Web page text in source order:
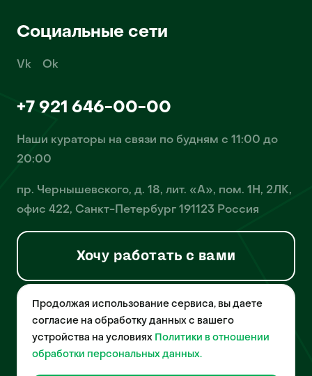
Социальные сети
Vk Ok
+7 921 646-00-00
Наши кураторы на связи по будням с 11:00 до
20:00
пр. Чернышевского, д. 18, лит. «А», пом. 1Н, 2ЛК,
офис 422, Санкт-Петербург 191123 Россия
Хочу работать с вами
© 2026 Pet-Yes. ООО «Биржа домашних животных «Пет-Ес»
осуществляет деятельность в области информационных
технологий, деятельность по разработке и эксплуатации
собственного программного обеспечения, деятельность
порталов в информационно-коммуникационной сети Интернет и
Продолжая использование сервиса, вы даете
согласие на обработку данных с вашего
устройства на условиях Политики в отношении
обработки персональных данных.